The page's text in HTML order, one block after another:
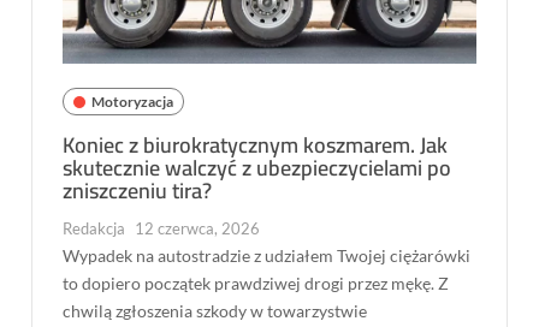
Motoryzacja
Koniec z biurokratycznym koszmarem. Jak
skutecznie walczyć z ubezpieczycielami po
zniszczeniu tira?
Redakcja 12 czerwca, 2026
Wypadek na autostradzie z udziałem Twojej ciężarówki
to dopiero początek prawdziwej drogi przez mękę. Z
chwilą zgłoszenia szkody w towarzystwie